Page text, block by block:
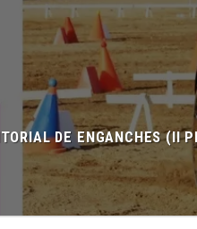
DE ENGANCHES (II